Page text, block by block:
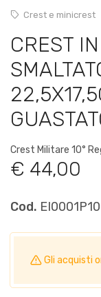
Crest e minicrest
CREST
Crest Militare 10°
€ 44,00
Cod.
Gli acquisti